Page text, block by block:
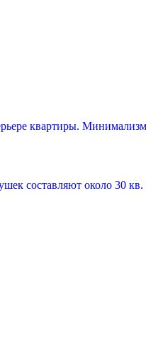
квартиры.
составляют около 30